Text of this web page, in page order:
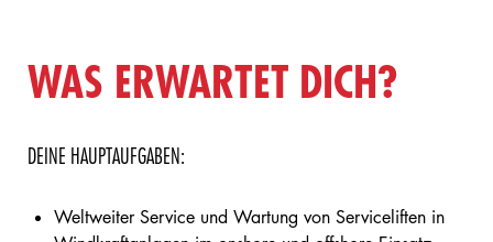
WAS ERWARTET DICH?
DEINE HAUPTAUFGABEN:
Weltweiter Service und Wartung von Serviceliften in